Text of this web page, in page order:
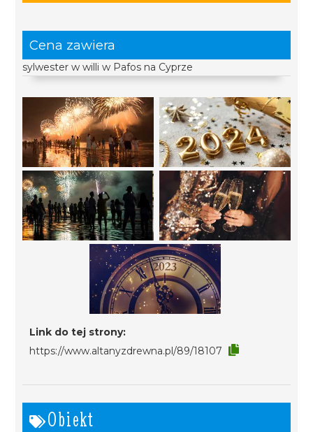
Cena zawiera
sylwester w willi w Pafos na Cyprze
Link do tej strony:
https://www.altanyzdrewna.pl/89/18107
Obiekt